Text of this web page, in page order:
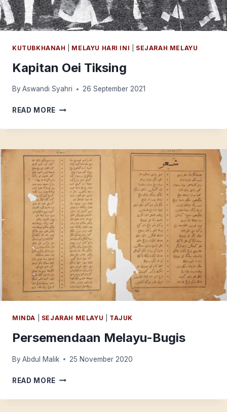
KUTUBKHANAH MELAYU HARI INI SEJARAH MELAYU
Kapitan Oei Tiksing
By Aswandi Syahri 26 September 2021
READ MORE KAPITAN
TIKSING
MINDA SEJARAH MELAYU TAJUK
Persemendaan Melayu-Bugis
By Abdul Malik 25 November 2020
READ MORE PERSEMENDAAN
BUGIS